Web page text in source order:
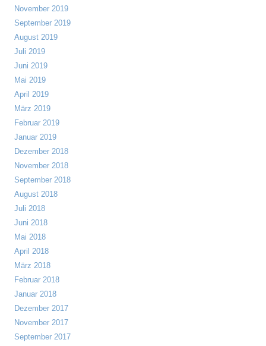
November 2019
September 2019
August 2019
Juli 2019
Juni 2019
Mai 2019
April 2019
März 2019
Februar 2019
Januar 2019
Dezember 2018
November 2018
September 2018
August 2018
Juli 2018
Juni 2018
Mai 2018
April 2018
März 2018
Februar 2018
Januar 2018
Dezember 2017
November 2017
September 2017